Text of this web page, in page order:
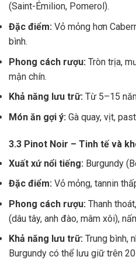
(Saint-Émilion, Pomerol).
Đặc điểm: Vỏ mỏng hơn
bình.
Phong cách rượu: Tròn trịa,
mận chín.
Khả năng lưu trữ: Từ 5–15
Món ăn gợi ý: Gà quay, vịt,
3.3 Pinot Noir – Tinh tế và
Xuất xứ nổi tiếng: Burgundy
Đặc điểm: Vỏ mỏng, tannin
Phong cách rượu: Thanh
(dâu tây, anh đào, mâm xôi),
Khả năng lưu trữ: Trung bình,
Burgundy có thể lưu giữ trên